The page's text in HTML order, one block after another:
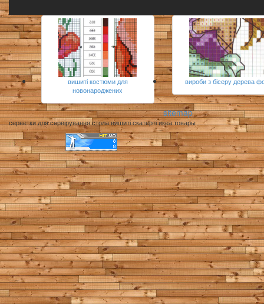
вишиті костюми для
новонароджених
вироби з бісеру дерева
sitemap
серветки для сервірування стола вишиті скатерті икеа товары